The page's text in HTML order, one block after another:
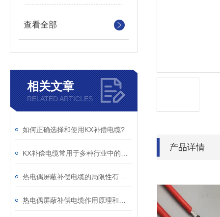
查看全部
相关文章
RELATED ARTICLES
如何正确选择和使用KX补偿电缆?
产品详情